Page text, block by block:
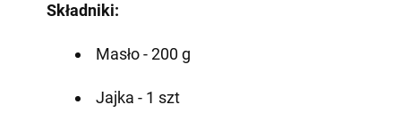
Składniki:
Masło - 200 g
Jajka - 1 szt